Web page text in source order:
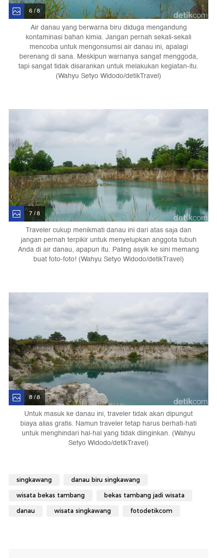
6 / 8
Air danau yang berwarna biru diduga mengandung
kontaminasi bahan kimia. Jangan pernah sekali-sekali
mencoba untuk mengonsumsi air danau ini, apalagi
berenang di sana. Meskipun warnanya sangat menggoda,
tapi sangat tidak disarankan untuk melakukan kegiatan-itu.
(Wahyu Setyo Widodo/detikTravel)
7 / 8
Traveler cukup menikmati danau ini dari atas saja dan
jangan pernah terpikir untuk menyelupkan anggota tubuh
Anda di air danau, apapun itu. Paling asyik ke sini memang
buat foto-foto! (Wahyu Setyo Widodo/detikTravel)
8 / 8
Untuk masuk ke danau ini, traveler tidak akan dipungut
biaya alias gratis. Namun traveler tetap harus berhati-hati
untuk menghindari hal-hal yang tidak diinginkan. (Wahyu
Setyo Widodo/detikTravel)
singkawang danau biru singkawang
wisata bekas tambang bekas tambang jadi wisata
danau wisata singkawang fotodetikcom